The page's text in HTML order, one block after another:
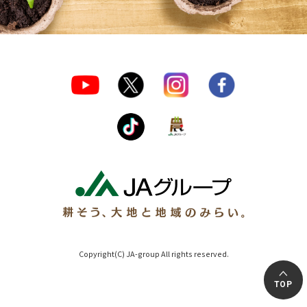
Copyright(C) JA-group All rights reserved.
TOP